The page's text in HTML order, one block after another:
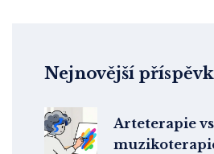
Nejnovější
Arteterapie